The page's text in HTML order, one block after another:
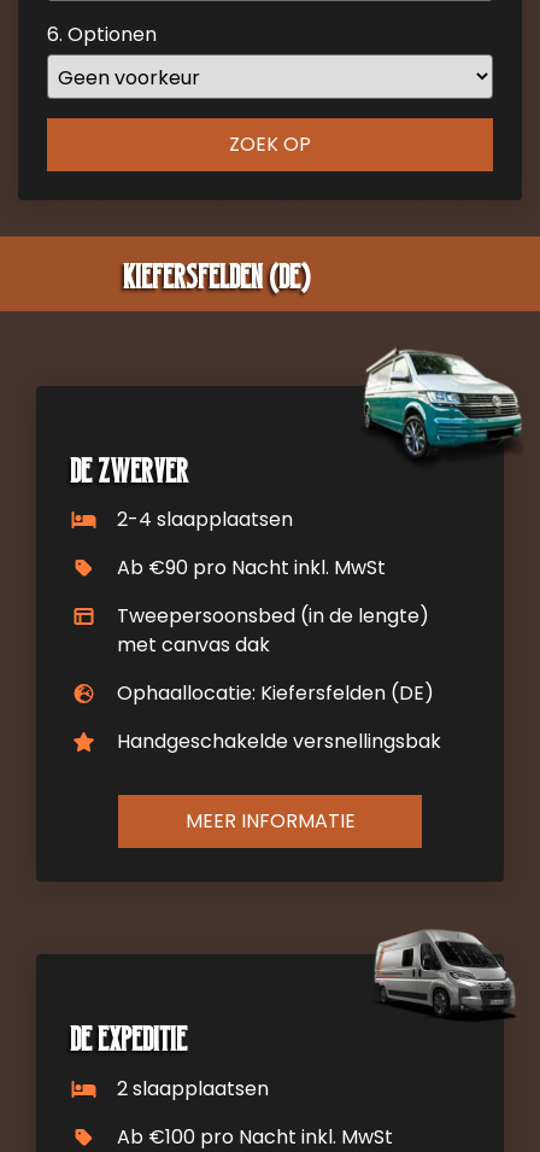
to
get
the
dates.
6. Optionen
ZOEK OP
Kiefersfelden (DE)
De zwerver
2-4 slaapplaatsen
Ab €90 pro Nacht inkl. MwSt
Tweepersoonsbed (in de lengte)
met canvas dak
Ophaallocatie: Kiefersfelden (DE)
Handgeschakelde versnellingsbak
MEER INFORMATIE
De Expeditie
2 slaapplaatsen
Ab €100 pro Nacht inkl. MwSt